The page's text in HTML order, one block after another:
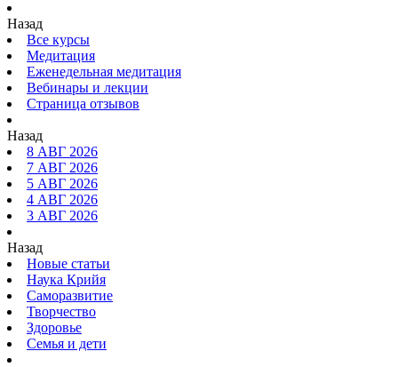
Назад
Все курсы
Медитация
Еженедельная медитация
Вебинары и лекции
Страница отзывов
Назад
8 АВГ 2026
7 АВГ 2026
5 АВГ 2026
4 АВГ 2026
3 АВГ 2026
Назад
Новые статьи
Наука Крийя
Саморазвитие
Творчество
Здоровье
Семья и дети